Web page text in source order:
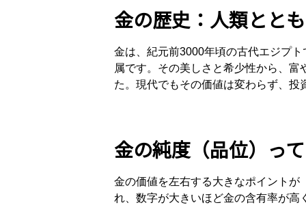
金の歴史：人類とと
金は、紀元前3000年頃の古代エジプ
属です。その美しさと希少性から、
た。現代でもその価値は変わらず、
金の純度（品位）っ
金の価値を左右する大きなポイント
れ、数字が大きいほど金の含有率が高